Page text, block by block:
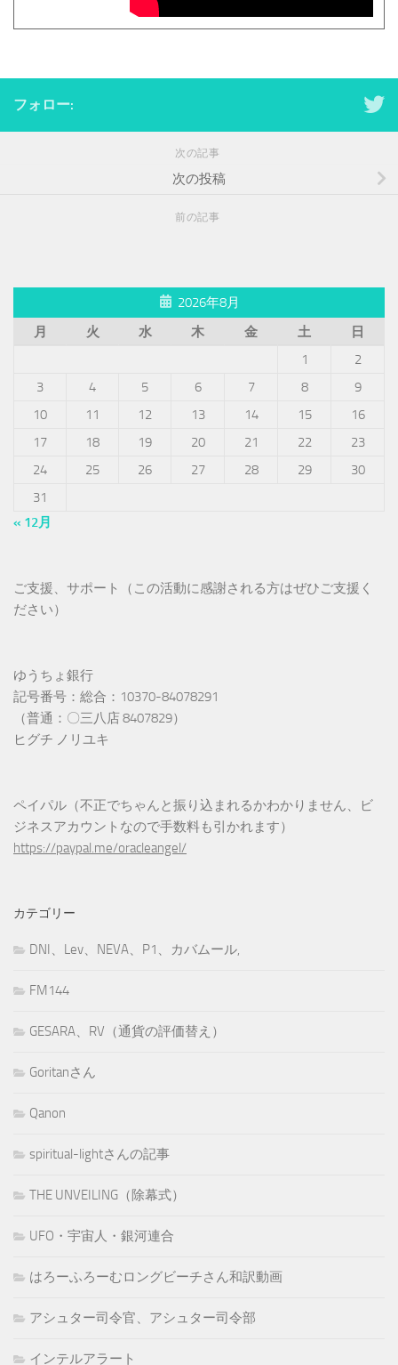
フォロー:
次の記事
次の投稿
前の記事
2026年8月
月
火 水 木 金 土
日
1
2
3
4 5 6 7 8
9
10
11 12 13 14 15
16
17
18 19 20 21 22
23
24
25 26 27 28 29
30
31
« 12月
ご支援、サポート（この活動に感謝される方はぜひご支援く
ださい）
ゆうちょ銀行
記号番号：総合：10370-84078291
（普通：〇三八店 8407829）
ヒグチ ノリユキ
ペイパル（不正でちゃんと振り込まれるかわかりません、ビ
ジネスアカウントなので手数料も引かれます）
https://paypal.me/oracleangel/
カテゴリー
DNI、Lev、NEVA、P1、カバムール,
FM144
GESARA、RV（通貨の評価替え）
Goritanさん
Qanon
spiritual-lightさんの記事
THE UNVEILING（除幕式）
UFO・宇宙人・銀河連合
はろーふろーむロングビーチさん和訳動画
アシュター司令官、アシュター司令部
インテルアラート